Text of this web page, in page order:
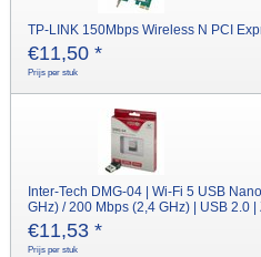
TP-LINK 150Mbps Wireless N PCI
€11,50 *
Prijs per stuk
Inter-Tech DMG-04 | Wi-Fi 5 USB
GHz) / 200 Mbps (2,4 GHz) | USB 2.0 |
€11,53 *
Prijs per stuk